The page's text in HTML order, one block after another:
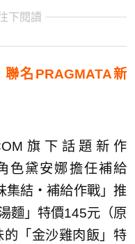
下閱讀
名PRAGMATA新
旗下話題新作
色黛安娜擔任補給
集結・補給作戰」推
麵」特價145元（原
「金沙雞肉飯」特